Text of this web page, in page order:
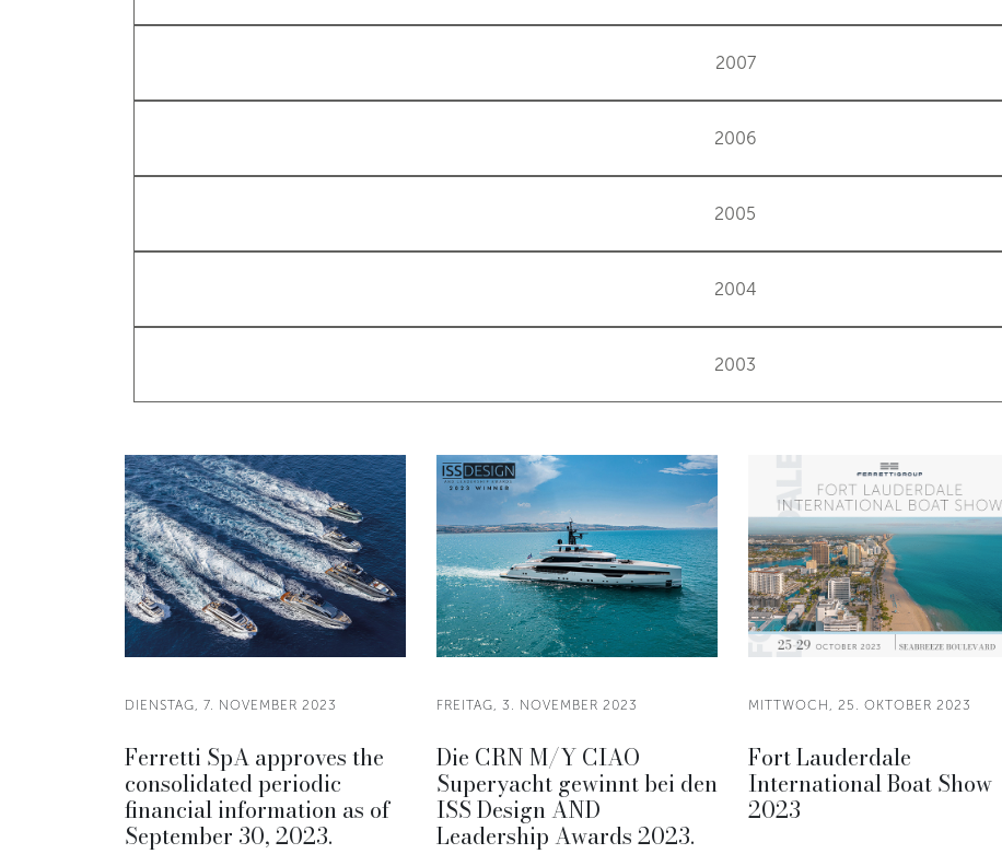
2007
2006
2005
2004
2003
DIENSTAG, 7. NOVEMBER 2023
Ferretti SpA approves the
consolidated periodic
financial information as of
September 30, 2023.
FREITAG, 3. NOVEMBER 2023
Die CRN M/Y CIAO
Superyacht gewinnt bei den
ISS Design AND
Leadership Awards 2023.
MITTWOCH, 25. OKTOBER 2023
Fort Lauderdale
International Boat Show
2023